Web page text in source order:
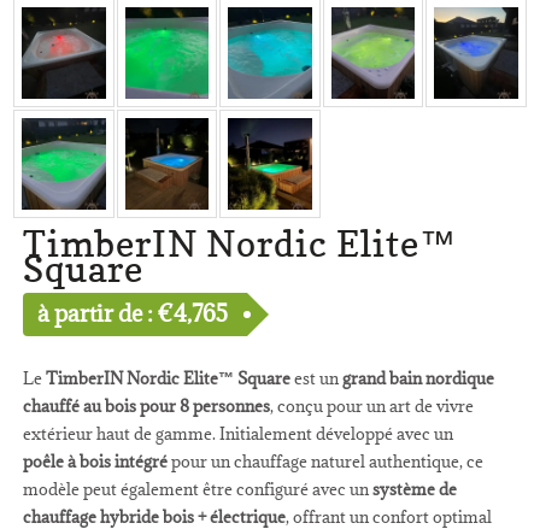
TimberIN Nordic Elite™
Square
à partir de :€4,765
LeTimberIN Nordic Elite™ Squareest ungrand bain nordique
chauffé au bois pour 8 personnes, conçu pour un art de vivre
extérieur haut de gamme. Initialement développé avec un
poêle à bois intégrépour un chauffage naturel authentique, ce
modèle peut également être configuré avec unsystème de
chauffage hybride bois + électrique, offrant un confort optimal